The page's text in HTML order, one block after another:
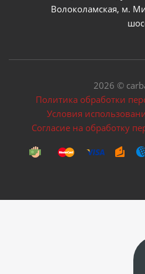
Волоколамская, м.
2026 ©
Политика обработки
Условия
Согласие на обработку